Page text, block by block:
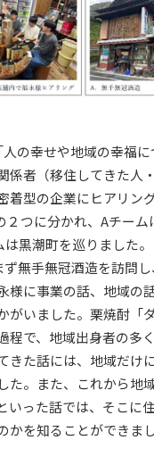
の幸せや地域の幸福に
係者（移住してきた人
着型の企業にヒアリン
２つに分かれ、Aチー
黒潮町を巡りました。
無手無冠酒造を訪問し
様に事業の話、地域の
がいました。栗焼酎「
程で、地域出身者の多
きた話には、地域だけ
た。また、これから地
いった話では、そこに
かを知ることができまし